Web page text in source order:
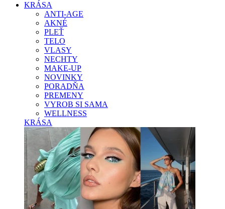
KRÁSA
ANTI-AGE
AKNÉ
PLEŤ
TELO
VLASY
NECHTY
MAKE-UP
NOVINKY
PORADŇA
PREMENY
VYROB SI SAMA
WELLNESS
KRÁSA